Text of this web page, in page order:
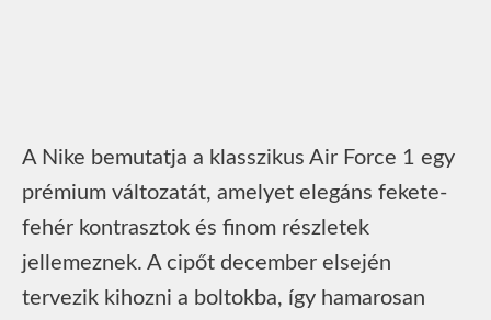
A Nike bemutatja a klasszikus Air Force 1 egy
prémium változatát, amelyet elegáns fekete-
fehér kontrasztok és finom részletek
jellemeznek. A cipőt december elsején
tervezik kihozni a boltokba, így hamarosan